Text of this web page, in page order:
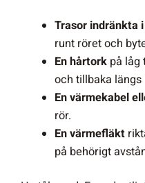
Trasor indränkta
runt röret och
En hårtorkpå låg
och tillbaka längs
En värmekabel
rör.
En värmefläkt
på behörigt